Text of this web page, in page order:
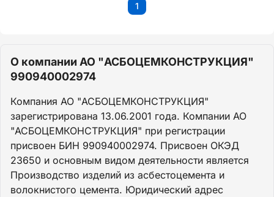
1
О компании АО "АСБОЦЕМКОНСТРУКЦИЯ"
990940002974
Компания АО "АСБОЦЕМКОНСТРУКЦИЯ"
зарегистрирована 13.06.2001 года. Компании АО
"АСБОЦЕМКОНСТРУКЦИЯ" при регистрации
присвоен БИН 990940002974. Присвоен ОКЭД
23650 и основным видом деятельности является
Производство изделий из асбестоцемента и
волокнистого цемента. Юридический адрес